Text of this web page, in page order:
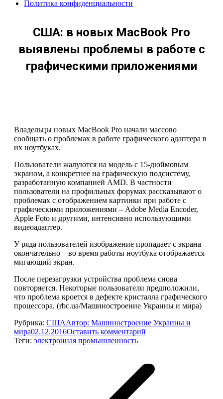
Политика конфиденциальности
США: в новых MacBook Pro
выявлены проблемы в работе с
графическими приложениями
Владельцы новых MacBook Pro начали массово
сообщать о проблемах в работе графического адаптера в
их ноутбуках.
Пользователи жалуются на модель с 15-дюймовым
экраном, а конкретнее на графическую подсистему,
разработанную компанией AMD. В частности
пользователи на профильных форумах рассказывают о
проблемах с отображением картинки при работе с
графическими приложениями – Adobe Media Encoder,
Apple Foto и другими, интенсивно использующими
видеоадаптер.
У ряда пользователей изображение пропадает с экрана
окончательно – во время работы ноутбука отображается
мигающий экран.
После перезагрузки устройства проблема снова
повторяется. Некоторые пользователи предположили,
что проблема кроется в дефекте кристалла графического
процессора. (rbc.ua/Машиностроение Украины и мира)
Рубрика: СШААвтор: Машиностроение Украины и
мира02.12.2016Оставить комментарий
Теги: электронная промышленность